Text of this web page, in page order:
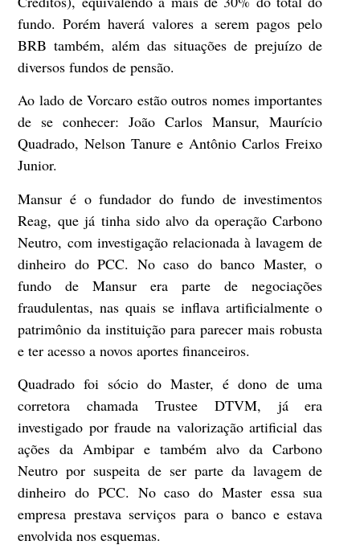
fundo. Porém haverá valores a serem pagos pelo
BRB também, além das situações de prejuízo de
diversos fundos de pensão.
Ao lado de Vorcaro estão outros nomes importantes
de se conhecer: João Carlos Mansur, Maurício
Quadrado, Nelson Tanure e Antônio Carlos Freixo
Junior.
Mansur é o fundador do fundo de investimentos
Reag, que já tinha sido alvo da operação Carbono
Neutro, com investigação relacionada à lavagem de
dinheiro do PCC. No caso do banco Master, o
fundo de Mansur era parte de negociações
fraudulentas, nas quais se inflava artificialmente o
patrimônio da instituição para parecer mais robusta
e ter acesso a novos aportes financeiros.
Quadrado foi sócio do Master, é dono de uma
corretora chamada Trustee DTVM, já era
investigado por fraude na valorização artificial das
ações da Ambipar e também alvo da Carbono
Neutro por suspeita de ser parte da lavagem de
dinheiro do PCC. No caso do Master essa sua
empresa prestava serviços para o banco e estava
envolvida nos esquemas.